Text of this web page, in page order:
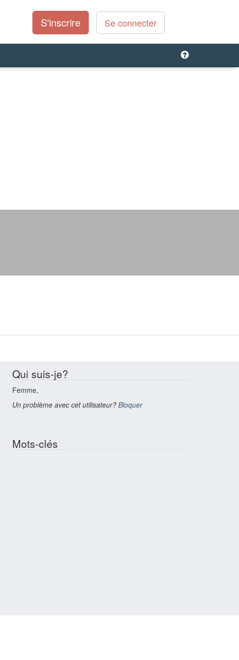
S'inscrire Se connecter
Qui suis-je?
Femme,
Un problème avec cet utilisateur? Bloquer
Mots-clés